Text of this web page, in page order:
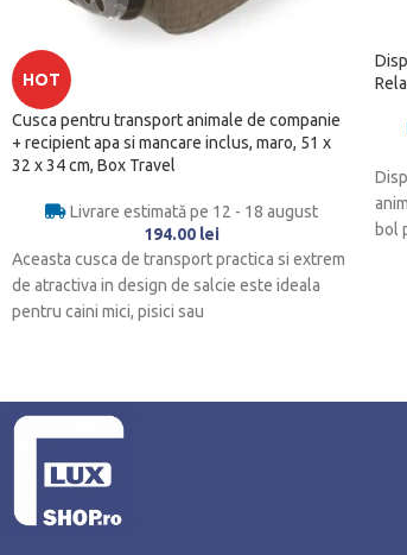
HOT
Cusca pentru transport animale de companie
+ recipient apa si mancare inclus, maro, 51 x
32 x 34 cm, Box Travel
Livrare estimată pe 12 - 18 august
194.00 lei
Aceasta cusca de transport practica si extrem
de atractiva in design de salcie este ideala
pentru caini mici, pisici sau
bol